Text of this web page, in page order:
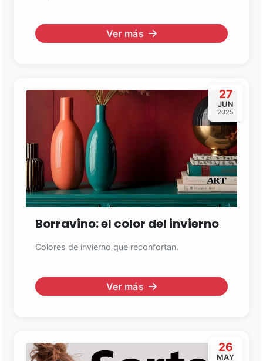
Ver más
27
JUN
2025
Borravino: el color del invierno
Colores de invierno que reconfortan.
Ver más
26
MAY